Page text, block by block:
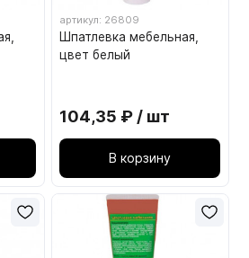
артикул: 26809
Шпатлевка мебельная,
цвет белый
104,35 ₽ / шт
В корзину